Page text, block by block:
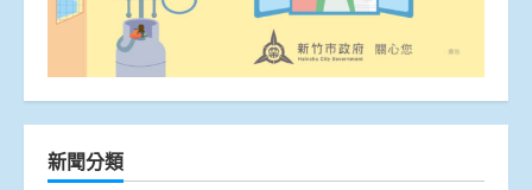
新聞分類